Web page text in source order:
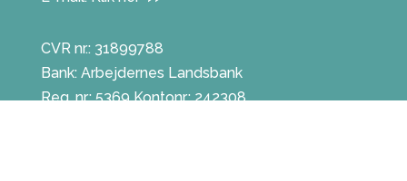
CVR nr.: 31899788
Bank: Arbejdernes Landsbank
Reg. nr.: 5369 Kontonr.: 242308